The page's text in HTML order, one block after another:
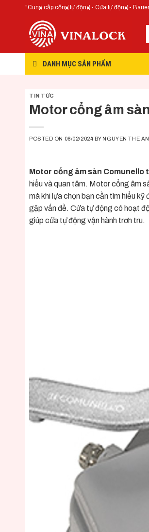
"Cung cấp cổng tự động - Cửa tự động -
DANH MỤC SẢN PHẨM
TIN TỨC
Motor cổng âm
POSTED ON 06/02/2024 BY NGUYEN THE
Motor cổng âm sàn Comunello
hiểu và quan tâm. Motor cổng âm
mà khi lựa chọn bạn cần tìm hiểu
gặp vấn đề. Cửa tự động có hoạt
giúp cửa tự động vận hành trơn tru.